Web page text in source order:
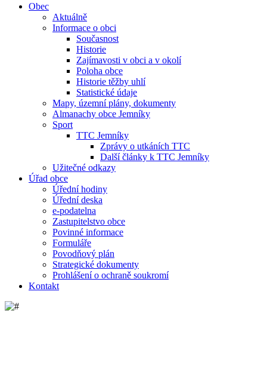
Obec
Aktuálně
Informace o obci
Současnost
Historie
Zajímavosti v obci a v okolí
Poloha obce
Historie těžby uhlí
Statistické údaje
Mapy, územní plány, dokumenty
Almanachy obce Jemníky
Sport
TTC Jemníky
Zprávy o utkáních TTC
Další články k TTC Jemníky
Užitečné odkazy
Úřad obce
Úřední hodiny
Úřední deska
e-podatelna
Zastupitelstvo obce
Povinné informace
Formuláře
Povodňový plán
Strategické dokumenty
Prohlášení o ochraně soukromí
Kontakt